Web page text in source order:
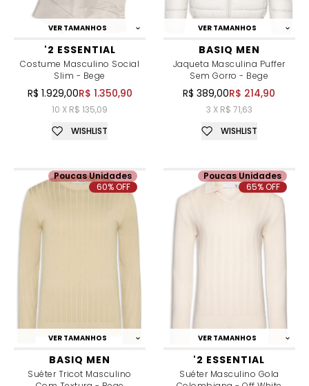
VER TAMANHOS
'2 ESSENTIAL
Costume Masculino Social
Slim - Bege
R$ 1.929,00R$ 1.350,90
10 X R$ 135,09
WISHLIST
VER TAMANHOS
BASIQ MEN
Jaqueta Masculina Puffer
Sem Gorro - Bege
R$ 389,00R$ 214,90
3 X R$ 71,63
WISHLIST
VER TAMANHOS
BASIQ MEN
Suéter Tricot Masculino
Poucas Unidades
60% OFF
VER TAMANHOS
'2 ESSENTIAL
Suéter Masculino Gola
Poucas Unidades
65% OFF